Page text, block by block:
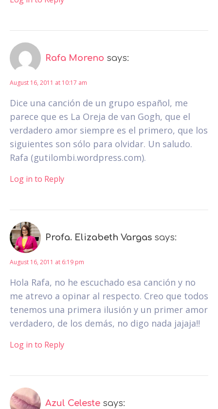
Rafa Moreno says:
August 16, 2011 at 10:17 am
Dice una canción de un grupo español, me
parece que es La Oreja de van Gogh, que el
verdadero amor siempre es el primero, que los
siguientes son sólo para olvidar. Un saludo.
Rafa (gutilombi.wordpress.com).
Log in to Reply
Profa. Elizabeth Vargas says:
August 16, 2011 at 6:19 pm
Hola Rafa, no he escuchado esa canción y no
me atrevo a opinar al respecto. Creo que todos
tenemos una primera ilusión y un primer amor
verdadero, de los demás, no digo nada jajaja!!
Log in to Reply
Azul Celeste says: